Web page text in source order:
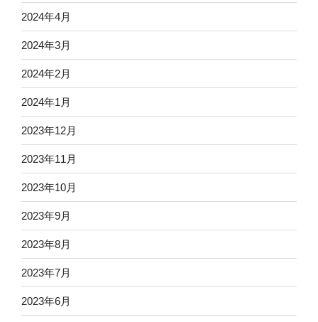
2024年4月
2024年3月
2024年2月
2024年1月
2023年12月
2023年11月
2023年10月
2023年9月
2023年8月
2023年7月
2023年6月